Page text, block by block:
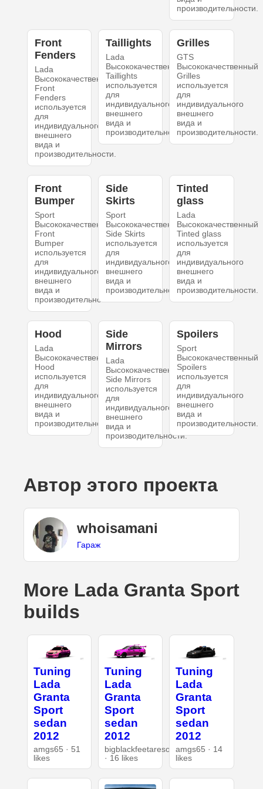
производительности.
Front
Fenders
Lada
Высококачественный
Front
Fenders
используется
для
индивидуального
внешнего
вида и
производительности.
Taillights
Lada
Высококачественный
Taillights
используется
для
индивидуального
внешнего
вида и
производительности.
Grilles
GTS
Высококачественный
Grilles
используется
для
индивидуального
внешнего
вида и
производительности.
Front
Bumper
Sport
Высококачественный
Front
Bumper
используется
для
индивидуального
внешнего
вида и
производительности.
Side
Skirts
Sport
Высококачественный
Side Skirts
используется
для
индивидуального
внешнего
вида и
производительности.
Tinted
glass
Lada
Высококачественный
Tinted glass
используется
для
индивидуального
внешнего
вида и
производительности.
Hood
Lada
Высококачественный
Hood
используется
для
индивидуального
внешнего
вида и
производительности.
Side
Mirrors
Lada
Высококачественный
Side Mirrors
используется
для
индивидуального
внешнего
вида и
производительности.
Spoilers
Sport
Высококачественный
Spoilers
используется
для
индивидуального
внешнего
вида и
производительности.
Автор этого проекта
whoisamani
Гараж
More Lada Granta Sport
builds
Tuning
Lada
Granta
Sport
sedan
2012
amgs65 · 51
likes
Tuning
Lada
Granta
Sport
sedan
2012
bigblackfeetaresohot
· 16 likes
Tuning
Lada
Granta
Sport
sedan
2012
amgs65 · 14
likes